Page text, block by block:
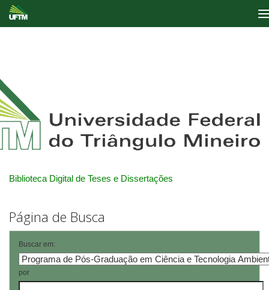
Biblioteca Digital de Teses e Dissertações
Página de Busca
Buscar em:
por